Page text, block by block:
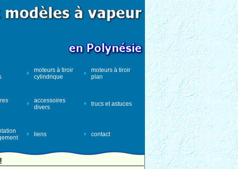
moteurs à tiroir
cylindrique
moteurs à tiroir
plan
accessoires
divers
trucs et astuces
liens contact